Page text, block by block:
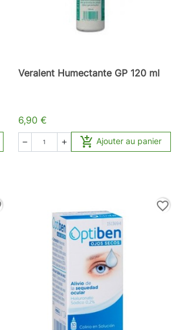
Veralent Humectante GP 120 ml
6,90 €
   Ajouter au panier
favorite_border